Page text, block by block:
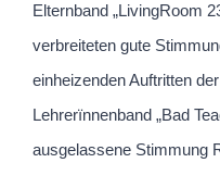
Elternband „LivingRoom
verbreiteten gute
einheizenden Auftritten
Lehrerïnnenband „Bad
ausgelassene Stimmung